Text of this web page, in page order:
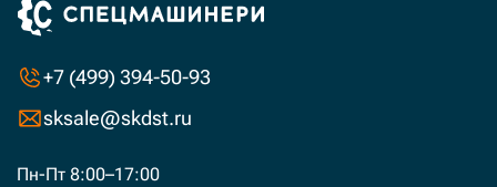
+7 (499) 394-50-93
sksale@skdst.ru
Пн-Пт 8:00–17:00